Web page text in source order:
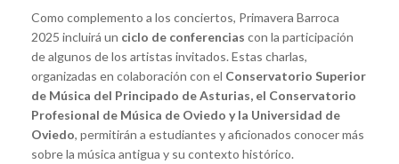
Como complemento a los conciertos, Primavera Barroca
2025 incluirá un ciclo de conferencias con la participación
de algunos de los artistas invitados. Estas charlas,
organizadas en colaboración con el Conservatorio Superior
de Música del Principado de Asturias, el Conservatorio
Profesional de Música de Oviedo y la Universidad de
Oviedo, permitirán a estudiantes y aficionados conocer más
sobre la música antigua y su contexto histórico.